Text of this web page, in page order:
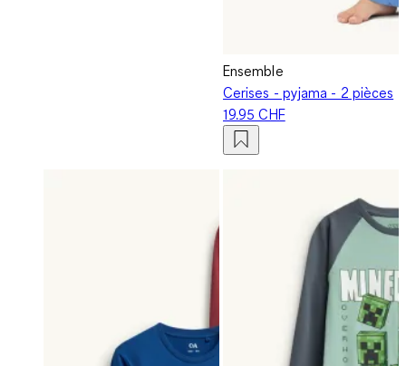
Ensemble
Cerises - pyjama - 2 pièces
19.95 CHF